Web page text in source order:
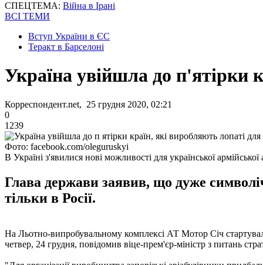
СПЕЦТЕМА: Війна в Ірані
ВСІ ТЕМИ
Вступ України в ЄС
Теракт в Барселоні
Україна увійшла до п'ятірки
Корреспондент.net, 25 грудня 2020, 02:21
0
1239
Фото: facebook.com/oleguruskyi
В Україні з'явилися нові можливості для української армійської
Глава держави заявив, що дуже
тільки в Росії.
На Льотно-випробувальному комплексі АТ Мотор Січ
четвер, 24 грудня, повідомив віце-прем'єр-міністр з питань